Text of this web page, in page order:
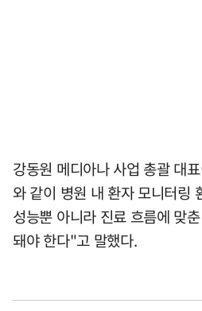
강동원 메디아나 사업 총괄 대
와 같이 병원 내 환자 모니터링
성능뿐 아니라 진료 흐름에 맞
돼야 한다"고 말했다.